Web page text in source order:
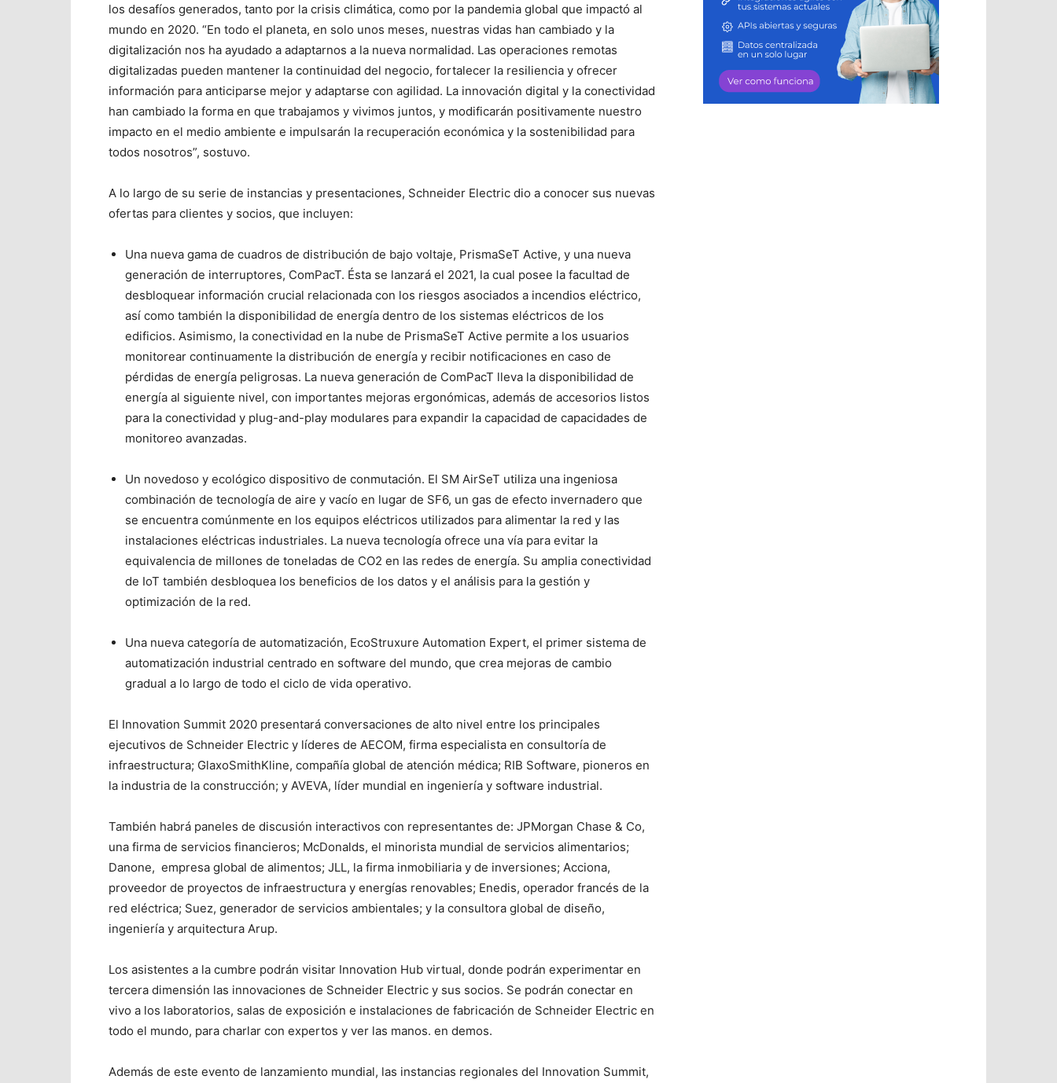
los desafíos generados, tanto por la crisis climática, como por la pandemia global que impactó al
mundo en 2020. “En todo el planeta, en solo unos meses, nuestras vidas han cambiado y la
digitalización nos ha ayudado a adaptarnos a la nueva normalidad. Las operaciones remotas
digitalizadas pueden mantener la continuidad del negocio, fortalecer la resiliencia y ofrecer
información para anticiparse mejor y adaptarse con agilidad. La innovación digital y la conectividad
han cambiado la forma en que trabajamos y vivimos juntos, y modificarán positivamente nuestro
impacto en el medio ambiente e impulsarán la recuperación económica y la sostenibilidad para
todos nosotros”, sostuvo.
A lo largo de su serie de instancias y presentaciones, Schneider Electric dio a conocer sus nuevas
ofertas para clientes y socios, que incluyen:
Una nueva gama de cuadros de distribución de bajo voltaje, PrismaSeT Active, y una nueva
generación de interruptores, ComPacT. Ésta se lanzará el 2021, la cual posee la facultad de
desbloquear información crucial relacionada con los riesgos asociados a incendios eléctrico,
así como también la disponibilidad de energía dentro de los sistemas eléctricos de los
edificios. Asimismo, la conectividad en la nube de PrismaSeT Active permite a los usuarios
monitorear continuamente la distribución de energía y recibir notificaciones en caso de
pérdidas de energía peligrosas. La nueva generación de ComPacT lleva la disponibilidad de
energía al siguiente nivel, con importantes mejoras ergonómicas, además de accesorios listos
para la conectividad y plug-and-play modulares para expandir la capacidad de capacidades de
monitoreo avanzadas.
Un novedoso y ecológico dispositivo de conmutación. El SM AirSeT utiliza una ingeniosa
combinación de tecnología de aire y vacío en lugar de SF6, un gas de efecto invernadero que
se encuentra comúnmente en los equipos eléctricos utilizados para alimentar la red y las
instalaciones eléctricas industriales. La nueva tecnología ofrece una vía para evitar la
equivalencia de millones de toneladas de CO2 en las redes de energía. Su amplia conectividad
de IoT también desbloquea los beneficios de los datos y el análisis para la gestión y
optimización de la red.
Una nueva categoría de automatización, EcoStruxure Automation Expert, el primer sistema de
automatización industrial centrado en software del mundo, que crea mejoras de cambio
gradual a lo largo de todo el ciclo de vida operativo.
El Innovation Summit 2020 presentará conversaciones de alto nivel entre los principales
ejecutivos de Schneider Electric y líderes de AECOM, firma especialista en consultoría de
infraestructura; GlaxoSmithKline, compañía global de atención médica; RIB Software, pioneros en
la industria de la construcción; y AVEVA, líder mundial en ingeniería y software industrial.
También habrá paneles de discusión interactivos con representantes de: JPMorgan Chase & Co,
una firma de servicios financieros; McDonalds, el minorista mundial de servicios alimentarios;
Danone, empresa global de alimentos; JLL, la firma inmobiliaria y de inversiones; Acciona,
proveedor de proyectos de infraestructura y energías renovables; Enedis, operador francés de la
red eléctrica; Suez, generador de servicios ambientales; y la consultora global de diseño,
ingeniería y arquitectura Arup.
Los asistentes a la cumbre podrán visitar Innovation Hub virtual, donde podrán experimentar en
tercera dimensión las innovaciones de Schneider Electric y sus socios. Se podrán conectar en
vivo a los laboratorios, salas de exposición e instalaciones de fabricación de Schneider Electric en
todo el mundo, para charlar con expertos y ver las manos. en demos.
Además de este evento de lanzamiento mundial, las instancias regionales del Innovation Summit,